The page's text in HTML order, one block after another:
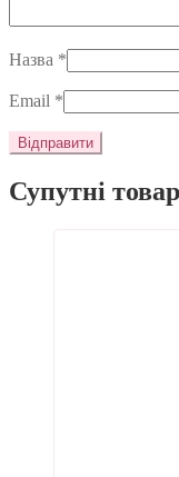
Назва *
Email *
Супутні